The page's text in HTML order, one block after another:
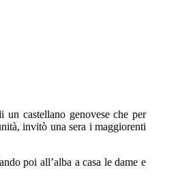
castellano genovese che per
invitò una sera i maggiorenti
poi all’alba a casa le dame e